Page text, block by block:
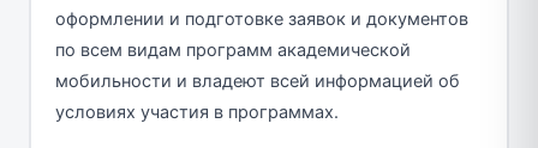
оформлении и подготовке заявок и документов
по всем видам программ академической
мобильности и владеют всей информацией об
условиях участия в программах.